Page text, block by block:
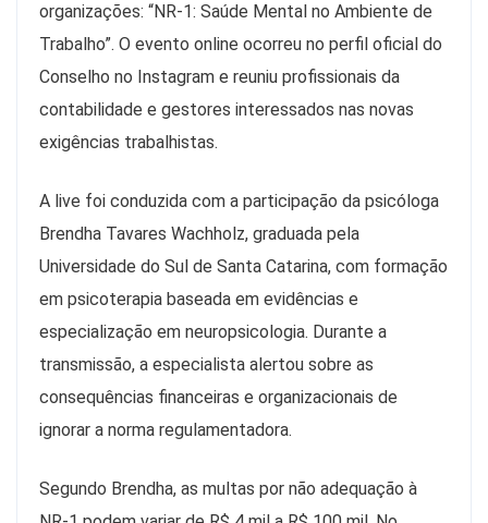
organizações: “NR-1: Saúde Mental no Ambiente de
Trabalho”. O evento online ocorreu no perfil oficial do
Conselho no Instagram e reuniu profissionais da
contabilidade e gestores interessados nas novas
exigências trabalhistas.
A live foi conduzida com a participação da psicóloga
Brendha Tavares Wachholz, graduada pela
Universidade do Sul de Santa Catarina, com formação
em psicoterapia baseada em evidências e
especialização em neuropsicologia. Durante a
transmissão, a especialista alertou sobre as
consequências financeiras e organizacionais de
ignorar a norma regulamentadora.
Segundo Brendha, as multas por não adequação à